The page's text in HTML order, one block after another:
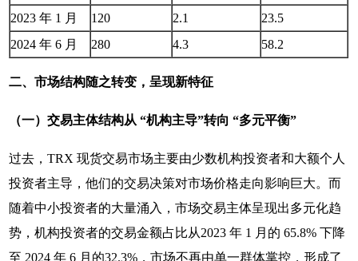
2023 年 1 月
120 2.1
23.5
2024 年 6 月
280 4.3 58.2
二、市场结构随之转变，呈现新特征
（一）交易主体结构从 “机构主导”转向 “多元平衡”
过去，TRX 现货交易市场主要由少数机构投资者和大额个人
投资者主导，他们的交易决策对市场价格走向影响巨大。而
随着中小投资者的大量涌入，市场交易主体呈现出多元化趋
势，机构投资者的交易金额占比从2023 年 1 月的 65.8% 下降
至 2024 年 6 月的32.3%，市场不再由单一群体掌控，形成了